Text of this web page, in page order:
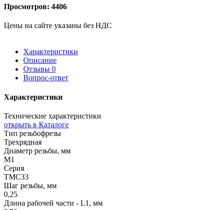
Просмотров: 4406
Цены на сайте указаны без НДС
Характеристики
Описание
Отзывы 0
Вопрос-ответ
Характеристики
Технические характеристики
открыть в Каталоге
Тип резьбофрезы
Трехрядная
Диаметр резьбы, мм
M1
Серия
TMС33
Шаг резьбы, мм
0,25
Длина рабочей части - L1, мм